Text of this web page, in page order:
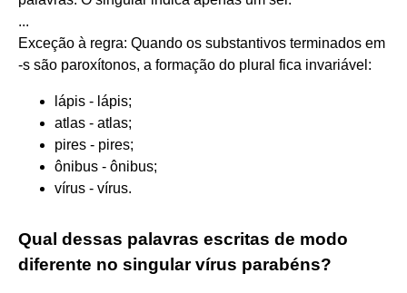
...
Exceção à regra: Quando os substantivos terminados em
-s são paroxítonos, a formação do plural fica invariável:
lápis - lápis;
atlas - atlas;
pires - pires;
ônibus - ônibus;
vírus - vírus.
Qual dessas palavras escritas de modo
diferente no singular vírus parabéns?